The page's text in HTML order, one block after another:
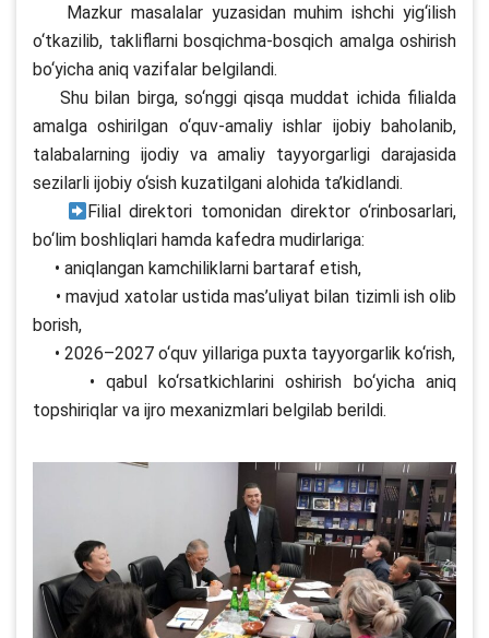
Mazkur masalalar yuzasidan muhim ishchi yig‘ilish
o‘tkazilib, takliflarni bosqichma-bosqich amalga oshirish
bo‘yicha aniq vazifalar belgilandi.
Shu bilan birga, so‘nggi qisqa muddat ichida filialda
amalga oshirilgan o‘quv-amaliy ishlar ijobiy baholanib,
talabalarning ijodiy va amaliy tayyorgarligi darajasida
sezilarli ijobiy o‘sish kuzatilgani alohida ta’kidlandi.
Filial direktori tomonidan direktor o‘rinbosarlari,
bo‘lim boshliqlari hamda kafedra mudirlariga:
• aniqlangan kamchiliklarni bartaraf etish,
• mavjud xatolar ustida mas’uliyat bilan tizimli ish olib
borish,
• 2026–2027 o‘quv yillariga puxta tayyorgarlik ko‘rish,
• qabul ko‘rsatkichlarini oshirish bo‘yicha aniq
topshiriqlar va ijro mexanizmlari belgilab berildi.